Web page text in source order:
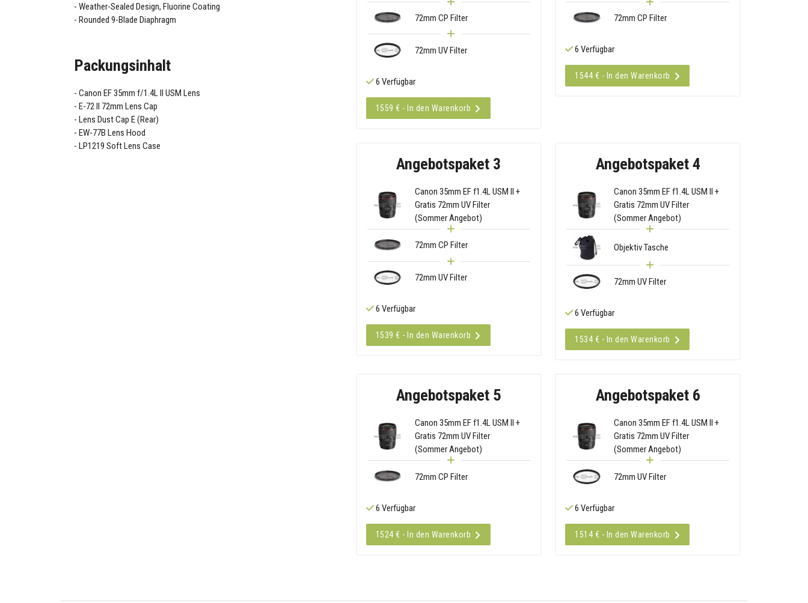
72mm CP Filter
72mm UV Filter
6 Verfügbar
1559 € - In den Warenkorb
72mm CP Filter
6 Verfügbar
1544 € - In den Warenkorb
Angebotspaket 3
Canon 35mm EF f1.4L USM II +
Gratis 72mm UV Filter
(Sommer Angebot)
72mm CP Filter
72mm UV Filter
6 Verfügbar
1539 € - In den Warenkorb
Angebotspaket 4
Canon 35mm EF f1.4L USM II +
Gratis 72mm UV Filter
(Sommer Angebot)
Objektiv Tasche
72mm UV Filter
6 Verfügbar
1534 € - In den Warenkorb
Angebotspaket 5
Canon 35mm EF f1.4L USM II +
Gratis 72mm UV Filter
(Sommer Angebot)
72mm CP Filter
6 Verfügbar
1524 € - In den Warenkorb
Angebotspaket 6
Canon 35mm EF f1.4L USM II +
Gratis 72mm UV Filter
(Sommer Angebot)
72mm UV Filter
6 Verfügbar
1514 € - In den Warenkorb
Weather-Sealed Design, Fluorine Coating
Rounded 9-Blade Diaphragm
Packungsinhalt
Canon EF 35mm f/1.4L II USM Lens
E-72 II 72mm Lens Cap
Lens Dust Cap E (Rear)
EW-77B Lens Hood
LP1219 Soft Lens Case